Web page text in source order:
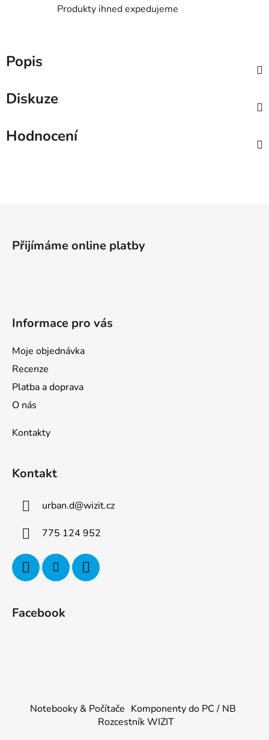
Produkty ihned expedujeme
Popis
Diskuze
Hodnocení
Přijímáme online platby
Informace pro vás
Moje objednávka
Recenze
Platba a doprava
O nás
Kontakty
Kontakt
urban.d@wizit.cz
775 124 952
Facebook
Notebooky & Počítače Komponenty do PC / NB
Rozcestník WIZIT